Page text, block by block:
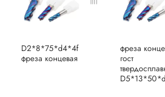
D2*8*75*d4*4f
фреза концевая
фреза
гост